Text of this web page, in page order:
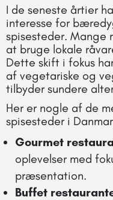
I de seneste årtier
interesse for
spisesteder. Mange
at bruge lokale
Dette skift i fokus
af vegetariske og
tilbyder sundere
Her er nogle af de
spisesteder i
Gourmet
oplevelser med
præsentation.
Buffet